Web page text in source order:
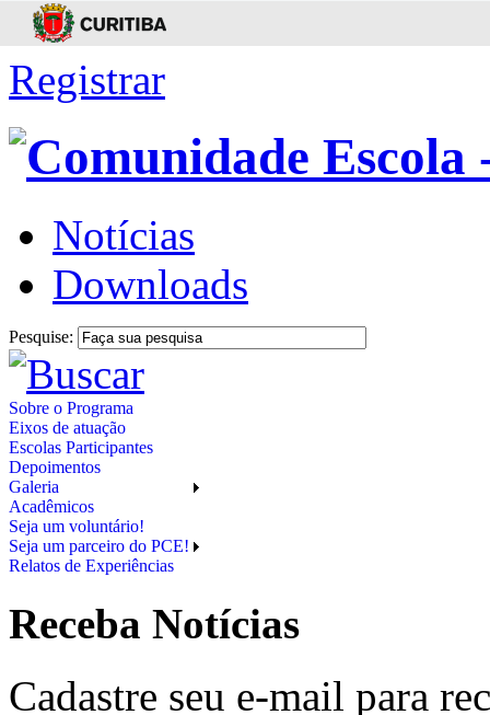
Registrar
Notícias
Downloads
Pesquise:
Sobre o Programa
Eixos de atuação
Escolas Participantes
Depoimentos
Galeria
Acadêmicos
Seja um voluntário!
Seja um parceiro do PCE!
Relatos de Experiências
Receba Notícias
Cadastre seu e-mail para